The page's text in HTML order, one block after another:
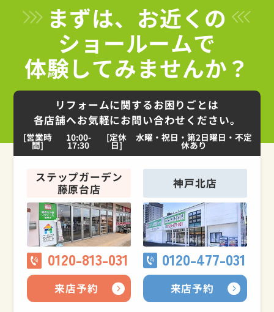
まずは、お近くの
ショールームで
体験してみませんか？
リフォームに関するお困りごとは
各店舗へお気軽にお問い合わせください。
[営業時
間]
10:00-
17:30
[定休
日]
水曜・祝日・第2日曜日・不定
休あり
ステップガーデン
藤原台店
0120-813-031
来店予約
神戸北店
0120-477-031
来店予約